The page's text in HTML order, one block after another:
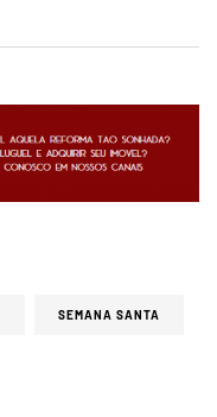
SEMANA SANTA